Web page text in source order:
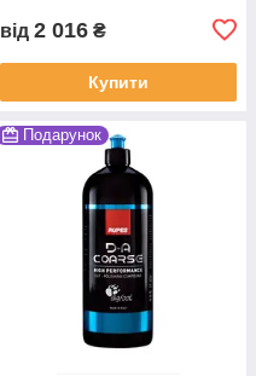
від 2 016 ₴
Купити
Подарунок